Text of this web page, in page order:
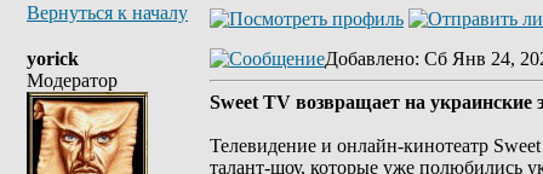
Вернуться к началу
yorick
Модератор
Добавлено: Сб Янв 24,
Sweet TV возвращает на
Телевидение и онлайн-кинотеатр
талант-шоу, которые уже полюбились